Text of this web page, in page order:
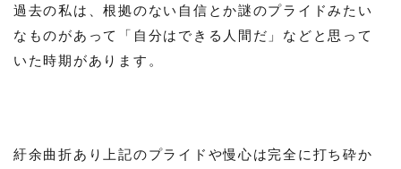
過去の私は、根拠のない自信とか謎のプライドみたい
なものがあって「自分はできる人間だ」などと思って
いた時期があります。
紆余曲折あり上記のプライドや慢心は完全に打ち砕か